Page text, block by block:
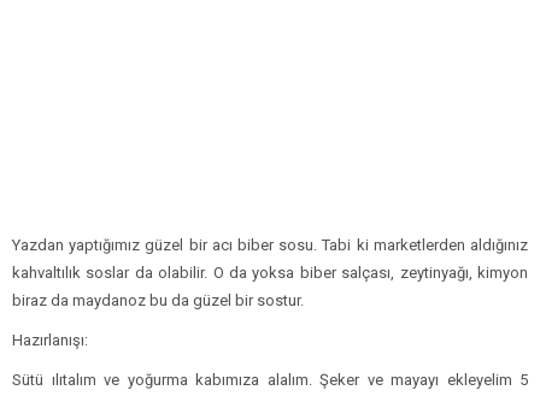
Yazdan yaptığımız güzel bir acı biber sosu. Tabi ki marketlerden aldığınız
kahvaltılık soslar da olabilir. O da yoksa biber salçası, zeytinyağı, kimyon
biraz da maydanoz bu da güzel bir sostur.
Hazırlanışı:
Sütü ılıtalım ve yoğurma kabımıza alalım. Şeker ve mayayı ekleyelim 5